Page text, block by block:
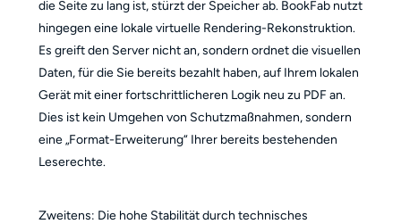
die Seite zu lang ist, stürzt der Speicher ab. BookFab nutzt
hingegen eine lokale virtuelle Rendering-Rekonstruktion.
Es greift den Server nicht an, sondern ordnet die visuellen
Daten, für die Sie bereits bezahlt haben, auf Ihrem lokalen
Gerät mit einer fortschrittlicheren Logik neu zu PDF an.
Dies ist kein Umgehen von Schutzmaßnahmen, sondern
eine „Format-Erweiterung“ Ihrer bereits bestehenden
Leserechte.
Zweitens: Die hohe Stabilität durch technisches